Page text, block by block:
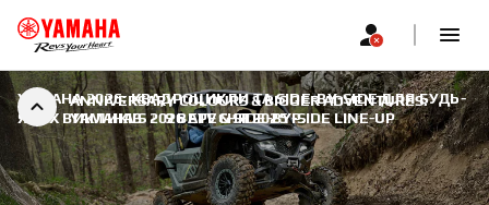
ANNIVERSARY COLOURS & BIGGER ADVENTURES:
YAMAHA’S 2026 ATV & SIDE-BY-SIDE LINE-UP
YAMAHA 2026: КВАДРОЦИКЛИ ТА SIDE-BY-SIDE ДЛЯ БУДЬ-
ЯКИХ ВИКЛИКІВ | 9 ВЕРЕСНЯ 2025 Р.